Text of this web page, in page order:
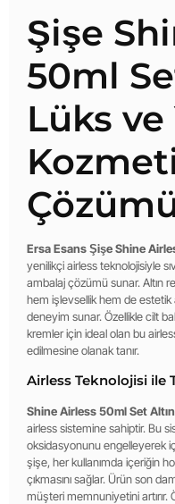
Şişe
50ml
Lüks
Ersa Esans Şişe Shine
yenilikçi airless teknolojisiyle
ambalaj çözümü sunar. Altın
hem işlevsellik hem de estetik
deneyim sunar. Özellikle cilt
kremler için ideal olan bu
edilmesine olanak tanır.
Airless Teknolojisi ile
Shine Airless 50ml Set Altın
airless sistemine sahiptir. Bu
oksidasyonunu engelleyerek
şişe, her kullanımda içeriğin
çıkmasını sağlar. Ürün son
müşteri memnuniyetini artırır.